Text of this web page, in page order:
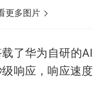
更多图片
了华为自研的AI
响应，响应速度